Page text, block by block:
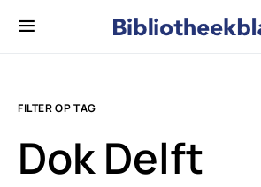
FILTER OP TAG
Dok Delft